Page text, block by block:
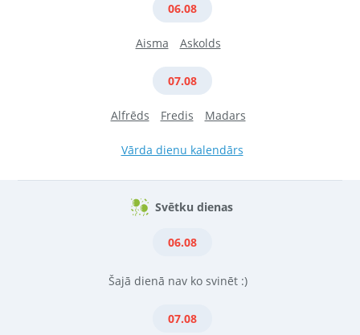
06.08
Aisma Askolds
07.08
Alfrēds Fredis Madars
Vārda dienu kalendārs
Svētku dienas
06.08
Šajā dienā nav ko svinēt :)
07.08